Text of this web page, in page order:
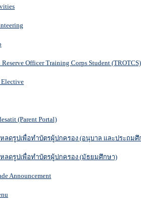
Reserve Officer Training Corps Student (TROTCS)
Elective
(Parent Portal)
ลดรูปเพื่อทำบัตรผู้ปกครอง (อนุบาล และประถมศึ
ลดรูปเพื่อทำบัตรผู้ปกครอง (มัธยมศึกษา)
Announcement